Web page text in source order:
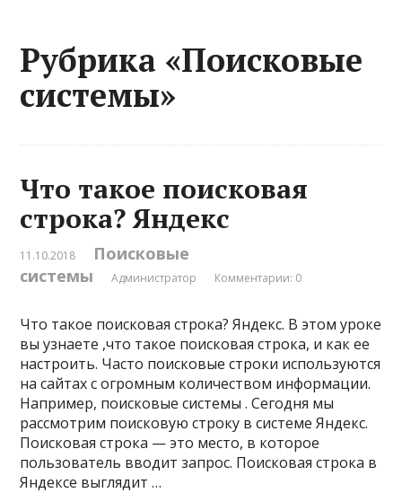
Рубрика «Поисковые
системы»
Что такое поисковая
строка? Яндекс
11.10.2018
Поисковые
системы
Администратор Комментарии: 0
Что такое поисковая строка? Яндекс. В этом уроке
вы узнаете ,что такое поисковая строка, и как ее
настроить. Часто поисковые строки используются
на сайтах с огромным количеством информации.
Например, поисковые системы . Сегодня мы
рассмотрим поисковую строку в системе Яндекс.
Поисковая строка — это место, в которое
пользователь вводит запрос. Поисковая строка в
Яндексе выглядит …